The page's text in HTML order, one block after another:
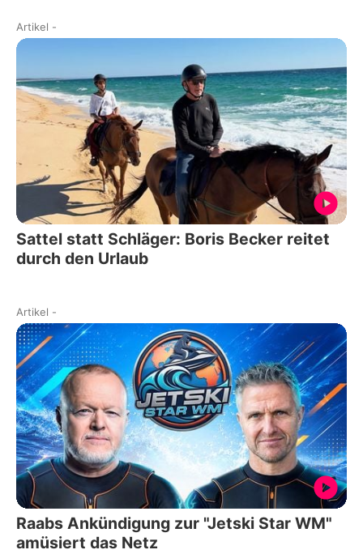
Artikel -
Sattel statt Schläger: Boris Becker reitet
durch den Urlaub
Artikel -
Raabs Ankündigung zur "Jetski Star WM"
amüsiert das Netz